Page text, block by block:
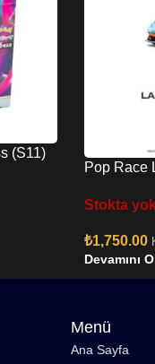
(S11)
Pop Race
Stokta
₺1,750.00
Devamını
Menü
Ana Sayfa